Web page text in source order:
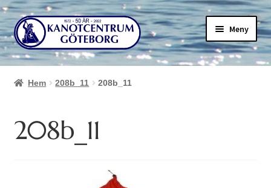
Hoppa
till
navigering
Hoppa
till
innehåll
Meny
Hem 208b_11 208b_11
208b_11